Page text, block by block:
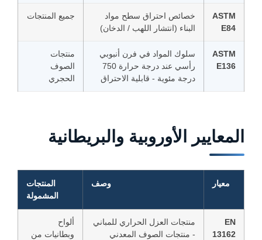
ASTM
E84
خصائص احتراق سطح مواد
البناء (انتشار اللهب / الدخان)
جميع المنتجات
ASTM
E136
سلوك المواد في فرن أنبوبي
رأسي عند درجة حرارة 750
درجة مئوية - قابلية الاحتراق
منتجات
الصوف
الحجري
المعايير الأوروبية والبريطانية
معيار وصف
المنتجات
المشمولة
13162
منتجات العزل الحراري للمباني
- منتجات الصوف المعدني
ألواح
وبطانيات من